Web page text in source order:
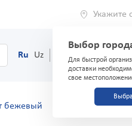
Укажите
Выбор
Для быстрой
доставки
свое
Ru Uz (71) 200-03-03
бежевый